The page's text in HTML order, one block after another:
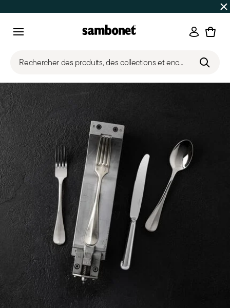
Jusqu'à -50% | Commandes du 7 au 16
Rechercher des produits, des collections et enc...